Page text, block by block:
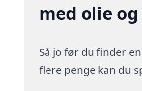
med olie og
Så jo før du finder
flere penge kan du